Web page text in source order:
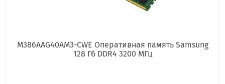
M386AAG40AM3-CWE Оперативная память Samsung
128 Гб DDR4 3200 МГц